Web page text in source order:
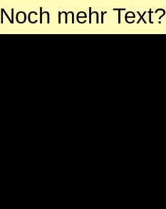
Noch mehr